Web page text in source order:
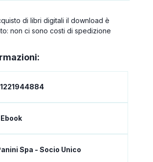
di libri digitali il download è
non ci sono costi di spedizione
Ebook
Spa - Socio Unico